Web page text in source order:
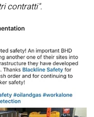
contratti".